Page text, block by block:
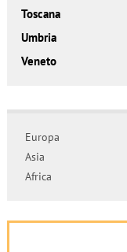
Toscana
Umbria
Veneto
Europa
Asia
Africa